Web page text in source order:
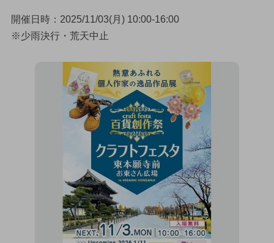
開催日時：2025/11/03(月) 10:00-16:00
※少雨決行・荒天中止